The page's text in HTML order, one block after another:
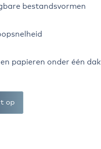
bestandsvormen
papieren onder één dak
op